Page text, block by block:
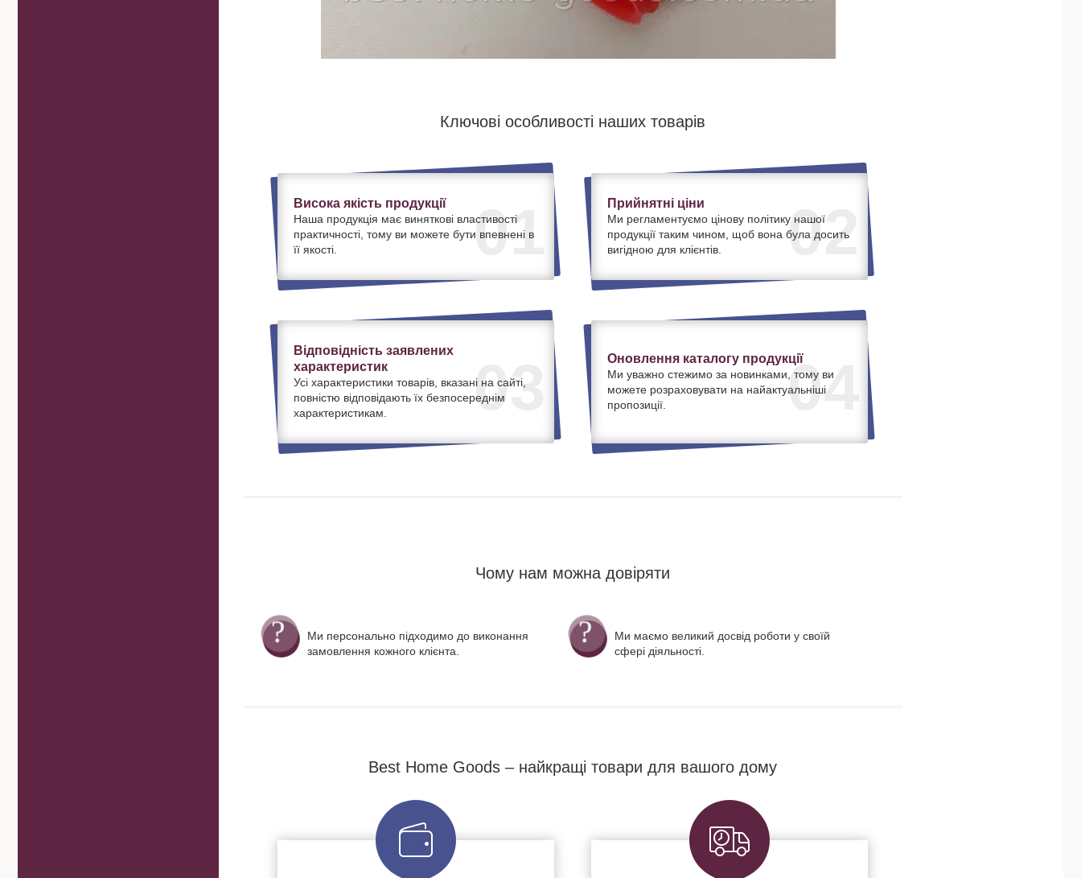
Ключові особливості наших товарів
01
Висока якість продукції
Наша продукція має виняткові властивості
практичності, тому ви можете бути впевнені в
її якості.
02
Прийнятні ціни
Ми регламентуємо цінову політику нашої
продукції таким чином, щоб вона була досить
вигідною для клієнтів.
03
Відповідність заявлених
характеристик
Усі характеристики товарів, вказані на сайті,
повністю відповідають їх безпосереднім
характеристикам.
04
Оновлення каталогу продукції
Ми уважно стежимо за новинками, тому ви
можете розраховувати на найактуальніші
пропозиції.
Чому нам можна довіряти
Ми персонально підходимо до виконання
замовлення кожного клієнта.
Ми маємо великий досвід роботи у своїй
сфері діяльності.
Best Home Goods – найкращі товари для вашого дому